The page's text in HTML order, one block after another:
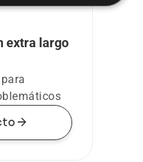
extra largo
arrow_forward